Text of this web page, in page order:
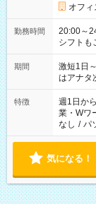
オフ
勤務時間
20:00～24
シフトも
期間
激短1日
はアナタ
特徴 週1日か
業・Wワ
なし / パ
気になる！